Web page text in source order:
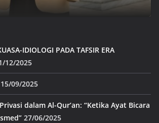
IDIOLOGI PADA TAFSIR ERA
12/2025
15/09/2025
dalam Al-Qur’an: “Ketika Ayat Bicara
27/06/2025